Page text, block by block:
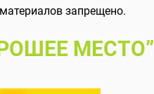
запрещено.
МЕСТО”